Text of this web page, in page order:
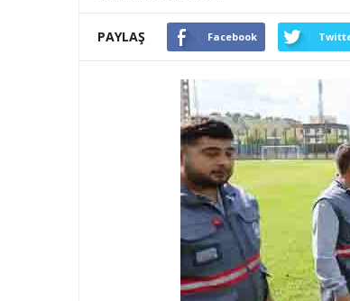
PAYLAŞ Facebook